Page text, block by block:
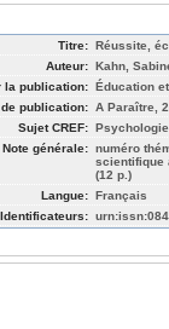
Titre: Réussite,
Auteur: Kahn,
la publication: Éducation
publication: A Paraître,
Sujet CREF: Psychologie
Note générale: numéro
scientifique
(12 p.)
Langue: Français
Identificateurs: